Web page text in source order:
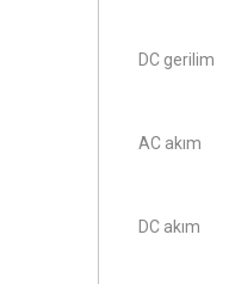
DC gerilim
AC akım
DC akım